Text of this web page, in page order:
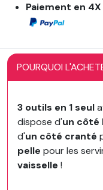
Paiement en
POURQUOI
3 outils en 1 seul
dispose d'un côté
d'un côté cranté
pelle pour les
vaisselle !